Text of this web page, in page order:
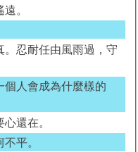
。
忍耐任由風雨過，守
人會成為什麼樣的
還在。
平。